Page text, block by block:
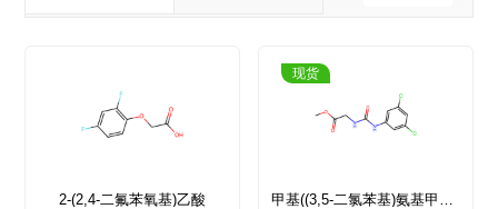
2-(2,4-二氟苯氧基)乙酸
现货
甲基((3,5-二氯苯基)氨基甲酰基)甘氨酸酯